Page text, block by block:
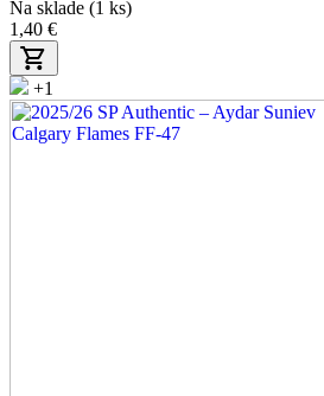
Na sklade (1 ks)
1,40 €
+1